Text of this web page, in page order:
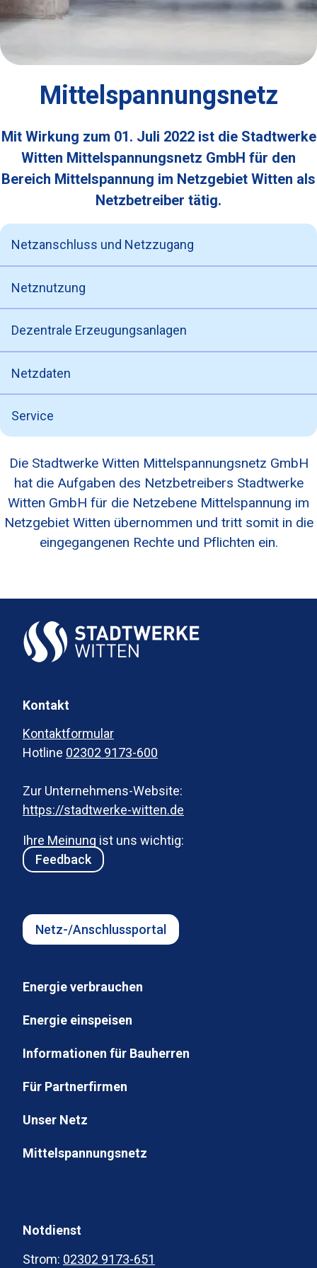
Mittelspannungsnetz
Mit Wirkung zum 01. Juli 2022 ist die Stadtwerke
Witten Mittelspannungsnetz GmbH für den
Bereich Mittelspannung im Netzgebiet Witten als
Netzbetreiber tätig.
Netzanschluss und Netzzugang
Netznutzung
Dezentrale Erzeugungsanlagen
Netzdaten
Service
Die Stadtwerke Witten Mittelspannungsnetz GmbH
hat die Aufgaben des Netzbetreibers Stadtwerke
Witten GmbH für die Netzebene Mittelspannung im
Netzgebiet Witten übernommen und tritt somit in die
eingegangenen Rechte und Pflichten ein.
Kontakt
Kontaktformular
Hotline 02302 9173-600
Zur Unternehmens-Website:
https://stadtwerke-witten.de
Ihre Meinung ist uns wichtig:
Feedback
Netz-/Anschlussportal
Energie verbrauchen
Energie einspeisen
Informationen für Bauherren
Für Partnerfirmen
Unser Netz
Mittelspannungsnetz
Notdienst
Strom: 02302 9173-651